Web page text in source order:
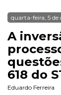
quarta-feira, 5 de
A
618 do
Eduardo Ferreira